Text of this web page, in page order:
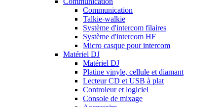
Communication
Talkie-walkie
Système d'intercom filaires
Système d'intercom HF
Micro casque pour intercom
Matériel DJ
Matériel DJ
Platine vinyle, cellule et diamant
Lecteur CD et USB à plat
Controleur et logiciel
Console de mixage